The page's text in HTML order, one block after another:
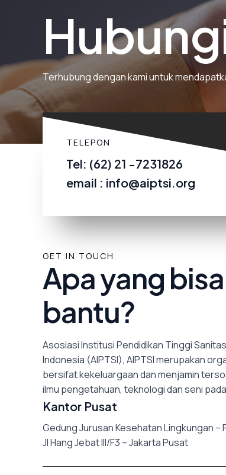
Terhubung dengan kami untuk
TELEPON
Tel: (62) 21 -7231826
email : info@aiptsi.org
GET IN TOUCH
Apa yang
bantu?
Asosiasi Institusi Pendidikan Tinggi
Indonesia (AIPTSI), AIPTSI merupakan
bersifat kekeluargaan dan menjamin
ilmu pengetahuan, teknologi dan seni
Kantor Pusat
Gedung Jurusan Kesehatan Lingkungan –
Jl Hang Jebat III/F3 – Jakarta Pusat